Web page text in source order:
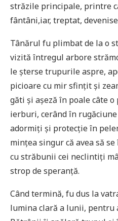
străzile principale, printre
fântâni,iar, treptat,
Tânărul fu plimbat de la o
vizită întregul arbore
le șterse trupurile aspre,
picioare cu mir sfințit și
găti și așeză în poale câte
ierburi, cerând în
adormiți și protecție în
mințea singur că avea să
cu străbunii cei neclintiți
strop de speranță.
Când termină, fu dus la
lumina clară a lunii,